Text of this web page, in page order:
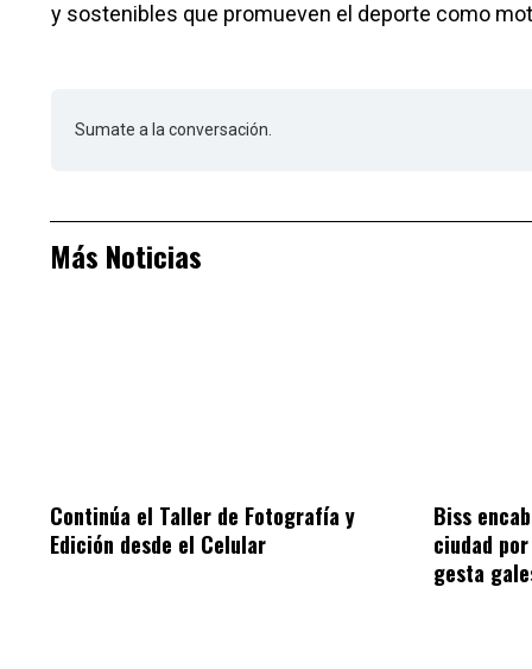
y sostenibles que promueven el deporte como
Sumate a la conversación.
Más Noticias
Continúa el Taller de Fotografía y
Edición desde el Celular
Biss
ciudad
gesta